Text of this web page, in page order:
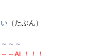
（たぶん）
～～
～AL
！！！